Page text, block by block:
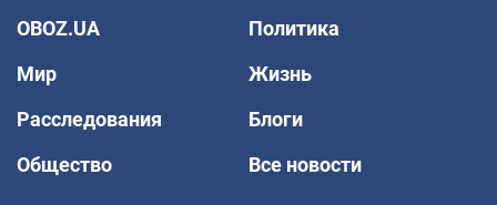
OBOZ.UA
Политика
Мир
Жизнь
Расследования
Блоги
Общество
Все новости